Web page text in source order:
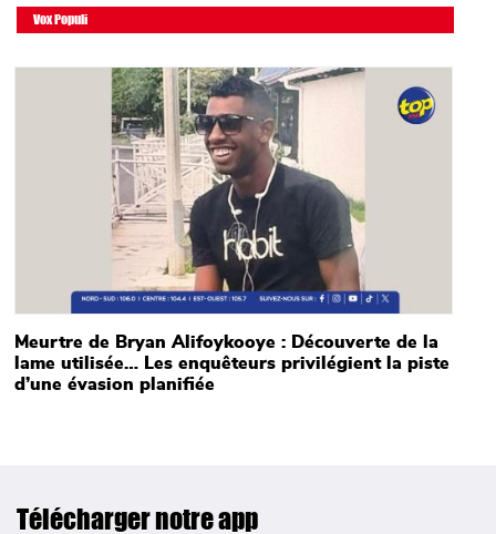
Vox Populi
Main picture
Meurtre de Bryan Alifoykooye : Découverte de la
lame utilisée… Les enquêteurs privilégient la piste
d’une évasion planifiée
Télécharger notre app